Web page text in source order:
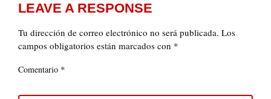
LEAVE A RESPONSE
Tu dirección de correo electrónico no será publicada. Los
campos obligatorios están marcados con *
Comentario *